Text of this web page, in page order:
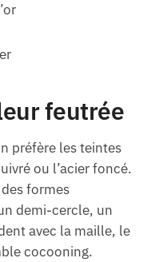
feutrée
préfère les teintes
ou l’acier foncé.
formes
demi-cercle, un
avec la maille, le
cocooning.